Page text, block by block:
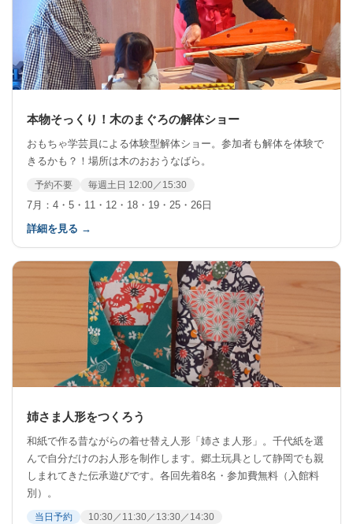
本物そっくり！木のまぐろの解体ショー
おもちゃ学芸員による体験型解体ショー。参加者も解体を体験で
きるかも？！場所は木のおおうなばら。
予約不要 毎週土日 12:00／15:30
7月：4・5・11・12・18・19・25・26日
詳細を見る →
姉さま人形をつくろう
和紙で作る昔ながらの着せ替え人形「姉さま人形」。千代紙を選
んで自分だけのお人形を制作します。郷土玩具として静岡でも親
しまれてきた伝承遊びです。各回先着8名・参加費無料（入館料
別）。
当日予約 10:30／11:30／13:30／14:30